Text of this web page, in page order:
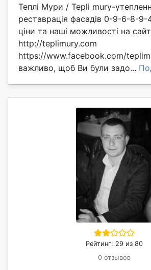
Теплі Мури / Tepli mury-
реставрація фасадів 0-9-6-8-9-
ціни та наші можливості на
http://teplimury.com
https://www.facebook.com/
важливо, щоб Ви були задо...
Рейтинг: 29 из 80
0 отзывов